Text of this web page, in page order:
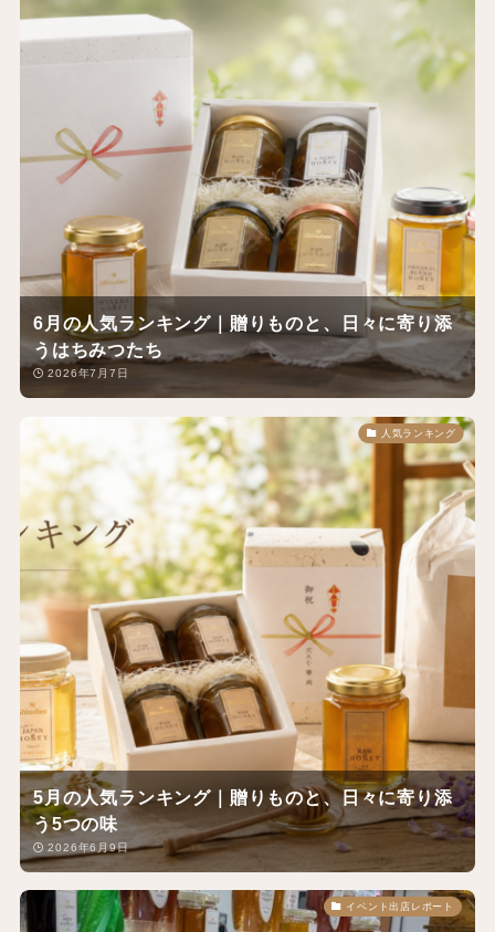
6月の人気ランキング｜贈りものと、日々に寄り添
うはちみつたち
2026年7月7日
人気ランキング
5月の人気ランキング｜贈りものと、日々に寄り添
う5つの味
2026年6月9日
イベント出店レポート